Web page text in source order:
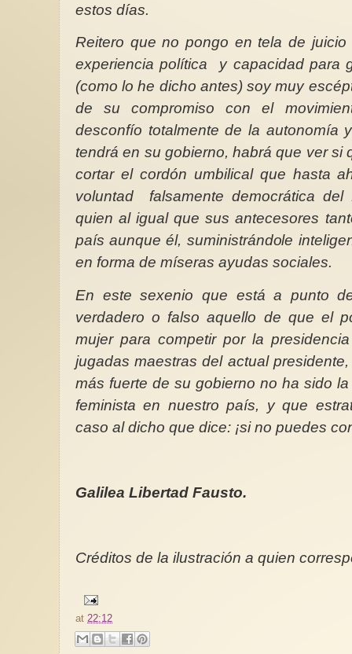
estos días.
Reitero que no pongo en tela de juicio
experiencia política
y capacidad para
(como lo he dicho antes) soy muy
de su compromiso con el
desconfío totalmente de la autonomía
tendrá en su gobierno, habrá que ver si
cortar el cordón umbilical que hasta
voluntad
falsamente democrática
quien al igual que sus antecesores
país aunque él, suministrándole
en forma de míseras ayudas sociales.
En este sexenio que está a punto
verdadero o falso aquello de que el
mujer para competir por la
jugadas maestras del actual
más fuerte de su gobierno no ha sido
feminista en nuestro país, y que
caso al dicho que dice: ¡si no puedes
Galilea Libertad Fausto.
Créditos de la ilustración a quien
at 22:12